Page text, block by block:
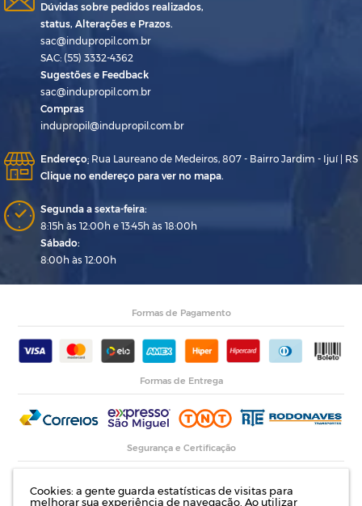
Cookies: a gente guarda estatísticas de visitas para
melhorar sua experiência de navegação. Ao utilizar
Dúvidas sobre pedidos realizados,
status, Alterações e Prazos.
sac@indupropil.com.br
SAC: (55) 3332-4362
Sugestões e Feedback
sac@indupropil.com.br
Compras
indupropil@indupropil.com.br
Endereço: Rua Laureano de Medeiros, 807 - Bairro Jardim - Ijuí | RS
Clique no endereço para ver no mapa.
Segunda a sexta-feira:
8:15h às 12:00h e 13:45h às 18:00h
Sábado:
8:00h às 12:00h
Formas de Pagamento
Formas de Entrega
Segurança e Certificação